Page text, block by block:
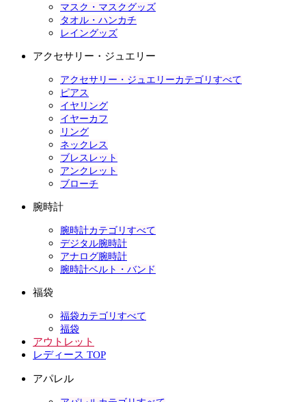
マスク・マスクグッズ
タオル・ハンカチ
レイングッズ
アクセサリー・ジュエリー
アクセサリー・ジュエリーカテゴリすべて
ピアス
イヤリング
イヤーカフ
リング
ネックレス
ブレスレット
アンクレット
ブローチ
腕時計
腕時計カテゴリすべて
デジタル腕時計
アナログ腕時計
腕時計ベルト・バンド
福袋
福袋カテゴリすべて
福袋
アウトレット
レディース TOP
アパレル